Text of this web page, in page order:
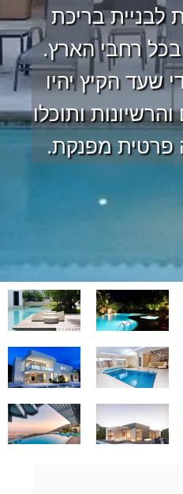
בריכת
בכל רחבי הארץ.
שעד הקיץ יהיו
ותוכלו
פרטית מפנקת.